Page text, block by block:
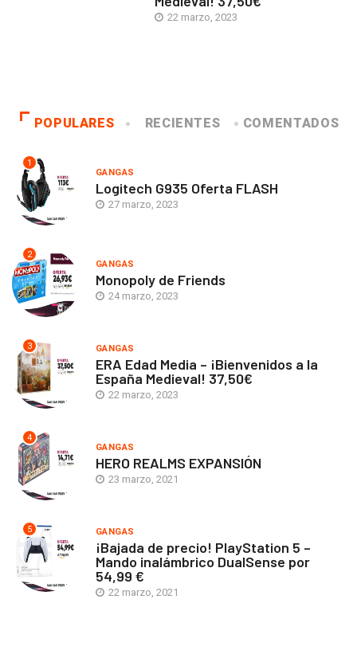
22 marzo, 2023
POPULARES RECIENTES COMENTADOS
1
GANGAS
Logitech G935 Oferta FLASH
27 marzo, 2023
2
GANGAS
Monopoly de Friends
24 marzo, 2023
3 GANGAS
ERA Edad Media – ¡Bienvenidos a la
España Medieval! 37,50€
22 marzo, 2023
4
GANGAS
HERO REALMS EXPANSIÓN
23 marzo, 2021
5 GANGAS
¡Bajada de precio! PlayStation 5 –
Mando inalámbrico DualSense por
54,99 €
22 marzo, 2021